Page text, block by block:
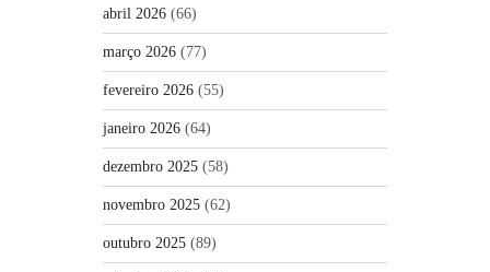
abril 2026 (66)
março 2026 (77)
fevereiro 2026 (55)
janeiro 2026 (64)
dezembro 2025 (58)
novembro 2025 (62)
outubro 2025 (89)